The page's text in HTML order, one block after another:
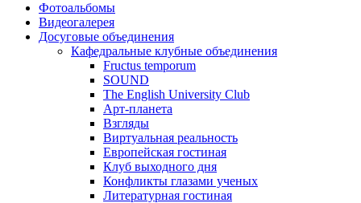
Фотоальбомы
Видеогалерея
Досуговые объединения
Кафедральные клубные объединения
Fructus temporum
SOUND
The English University Club
Арт-планета
Взгляды
Виртуальная реальность
Европейская гостиная
Клуб выходного дня
Конфликты глазами ученых
Литературная гостиная